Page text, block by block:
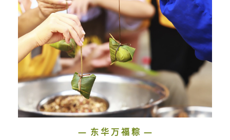
— 东 华 万 福 粽 —